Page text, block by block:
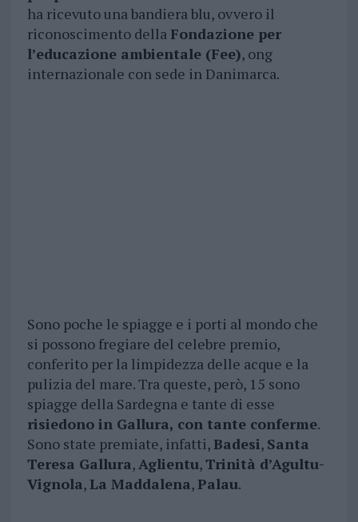
ha ricevuto una bandiera blu, ovvero il
riconoscimento della Fondazione per
l’educazione ambientale (Fee), ong
internazionale con sede in Danimarca.
Sono poche le spiagge e i porti al mondo che
si possono fregiare del celebre premio,
conferito per la limpidezza delle acque e la
pulizia del mare. Tra queste, però, 15 sono
spiagge della Sardegna e tante di esse
risiedono in Gallura, con tante conferme.
Sono state premiate, infatti,Badesi, Santa
Teresa Gallura,Aglientu,Trinità d’Agultu-
Vignola,La Maddalena,Palau.